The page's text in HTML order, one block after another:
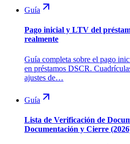
Guía
Pago inicial y LTV del
realmente
Guía completa sobre el pago
en préstamos DSCR.
ajustes de…
Guía
Lista de Verificación de
Documentación y Cierre